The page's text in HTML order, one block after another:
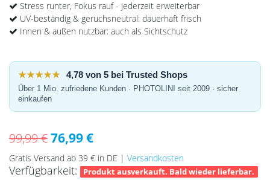
Stress runter, Fokus rauf - jederzeit erweiterbar
UV-beständig & geruchsneutral: dauerhaft frisch
Innen & außen nutzbar: auch als Sichtschutz
★★★★★ 4,78 von 5 bei Trusted Shops
Über 1 Mio. zufriedene Kunden · PHOTOLINI seit 2009 · sicher
einkaufen
99,99 €76,99 €
Gratis Versand ab 39 € in DE | Versandkosten
Verfügbarkeit: Produkt ausverkauft. Bald wieder lieferbar.